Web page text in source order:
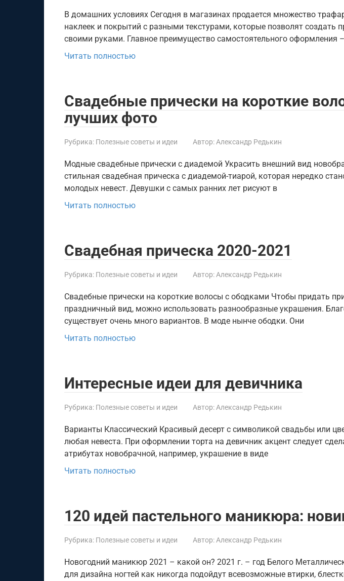
В домашних условиях Сегодня в магазинах продается множество
наклеек и покрытий с разными текстурами, которые позволят создать
своими руками. Главное преимущество самостоятельного оформления –
Читать полностью
Свадебные прически на короткие
лучших фото
Рубрика: Полезные советы и идеи Автор: Александр Редькин
Модные свадебные прически с диадемой Украсить внешний вид
стильная свадебная прическа с диадемой-тиарой, которая нередко
молодых невест. Девушки с самых ранних лет рисуют в
Читать полностью
Свадебная прическа 2020-2021
Рубрика: Полезные советы и идеи Автор: Александр Редькин
Свадебные прически на короткие волосы с ободками Чтобы придать
праздничный вид, можно использовать разнообразные украшения.
существует очень много вариантов. В моде нынче ободки. Они
Читать полностью
Интересные идеи для девичника
Рубрика: Полезные советы и идеи Автор: Александр Редькин
Варианты Классический Красивый десерт с символикой свадьбы или
любая невеста. При оформлении торта на девичник акцент следует
атрибутах новобрачной, например, украшение в виде
Читать полностью
120 идей пастельного маникюра:
Рубрика: Полезные советы и идеи Автор: Александр Редькин
Новогодний маникюр 2021 – какой он? 2021 г. – год Белого
для дизайна ногтей как никогда подойдут всевозможные втирки,